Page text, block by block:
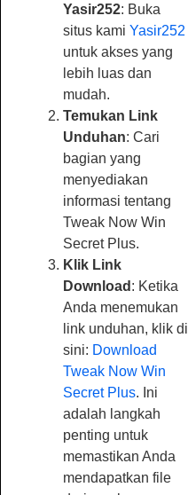
Yasir252: Buka
situs kami Yasir252
untuk akses yang
lebih luas dan
mudah.
Temukan Link
Unduhan: Cari
bagian yang
menyediakan
informasi tentang
Tweak Now Win
Secret Plus.
Klik Link
Download : Ketika
Anda menemukan
link unduhan, klik di
sini: Download
Tweak Now Win
Secret Plus. Ini
adalah langkah
penting untuk
memastikan Anda
mendapatkan file